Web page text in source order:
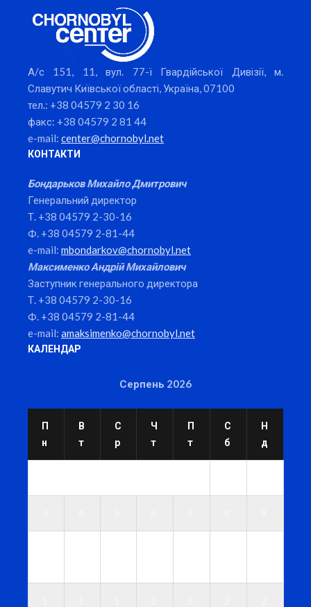
А/с 151, 11, вул. 77-ї Гвардійської Дивізії, м.
Славутич Київської області, Україна, 07100
тел.: +38 04579 2 30 16
факс: +38 04579 2 81 44
e-mail: center@chornobyl.net
КОНТАКТИ
Бондарьков Михайло Дмитрович
Генеральний директор
Т. +38 04579 2-30-16
Ф. +38 04579 2-81-44
e-mail: mbondarkov@chornobyl.net
Максименко Андрій Михайлович
Заступник генерального директора
Т. +38 04579 2-30-16
Ф. +38 04579 2-81-44
e-mail: amaksimenko@chornobyl.net
КАЛЕНДАР
Серпень 2026
П
н
В
т
С
р
Ч
т
П
т
С
б
Н
д